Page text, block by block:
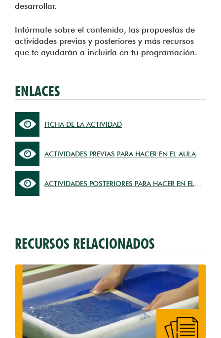
desarrollar.
Infórmate sobre el contenido, las propuestas de
actividades previas y posteriores y más recursos
que te ayudarán a incluirla en tu programación.
ENLACES
FICHA DE LA ACTIVIDAD
ACTIVIDADES PREVIAS PARA HACER EN EL AULA
ACTIVIDADES POSTERIORES PARA HACER EN EL
RECURSOS RELACIONADOS